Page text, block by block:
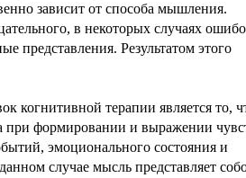
зависит от способа мышления.
в некоторых случаях
Результатом этого
когнитивной терапии является то,
при формировании и выражении
эмоционального состояния и
случае мысль представляет